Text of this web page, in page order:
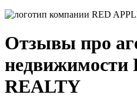
Отзывы про
недвижимости
REALTY